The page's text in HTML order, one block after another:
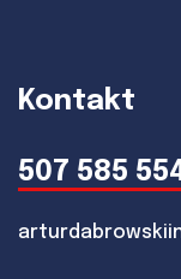
Kontakt
507 585